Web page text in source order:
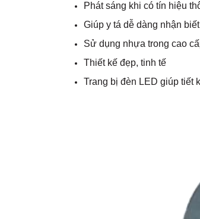
Phát sáng khi có tín hiệu
Giúp y tá dễ dàng nhận
Sử dụng nhựa trong cao
Thiết kế đẹp, tinh tế
Trang bị đèn LED giúp tiết